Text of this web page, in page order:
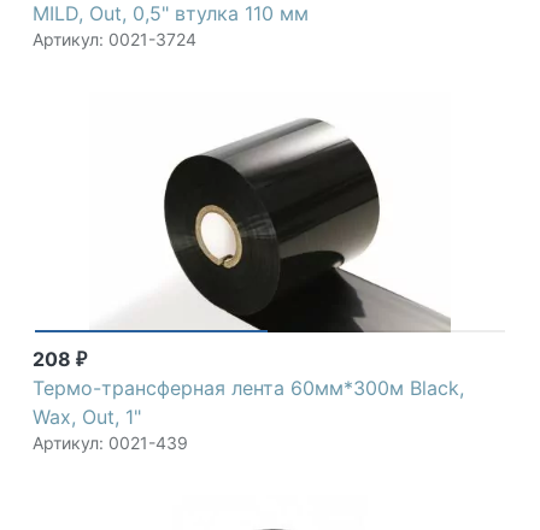
MILD, Out, 0,5" втулка 110 мм
Артикул: 0021-3724
208 ₽
Термо-трансферная лента 60мм*300м Black,
Wax, Out, 1"
Артикул: 0021-439